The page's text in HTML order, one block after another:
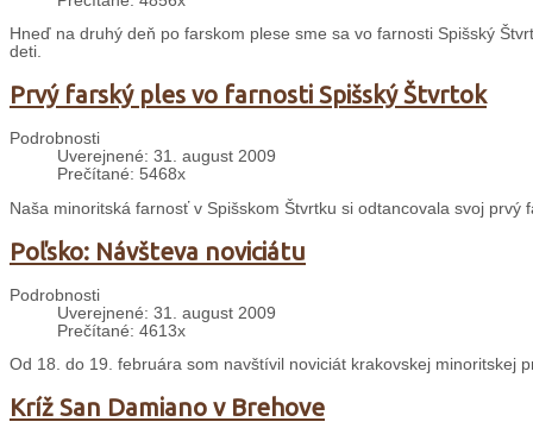
Hneď na druhý deň po farskom plese sme sa vo farnosti Spišský
deti.
Prvý farský ples vo farnosti Spišský Štvrtok
Podrobnosti
Uverejnené: 31. august 2009
Prečítané: 5468x
Naša minoritská farnosť v Spišskom Štvrtku si odtancovala svoj
Poľsko: Návšteva noviciátu
Podrobnosti
Uverejnené: 31. august 2009
Prečítané: 4613x
Od 18. do 19. februára som navštívil noviciát krakovskej minoritskej
Kríž San Damiano v Brehove